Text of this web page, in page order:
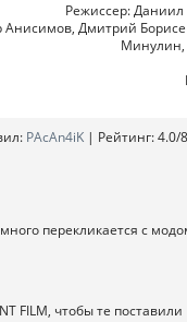
Режиссер:
Анисимов, Дмитрий
Минулин,
: PAcAn4iK | Рейтинг:4.0/8
перекликается с
FILM, чтобы те